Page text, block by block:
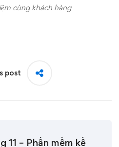
cùng khách hàng
post
11 – Phần mềm kế